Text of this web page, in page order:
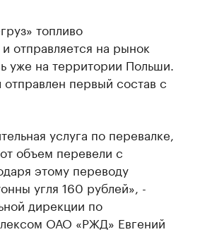
топливо
отправляется на рынок
уже на территории Польши.
первый состав с
услуга по перевалке,
объем перевели с
этому переводу
угля 160 рублей», -
дирекции по
ОАО «РЖД» Евгений